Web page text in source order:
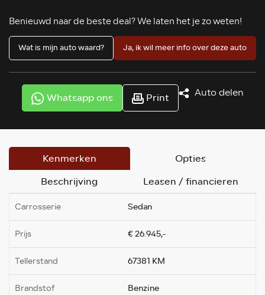
Benieuwd naar de beste deal? We laten het je zo weten!
Wat is mijn auto waard? Ja, ik wil meer info over deze auto
Whatsapp ons Print Auto delen
Kenmerken
Opties
Beschrijving
Leasen / financieren
Carrosserie Sedan
Prijs € 26.945,-
Tellerstand 67381 KM
Brandstof Benzine